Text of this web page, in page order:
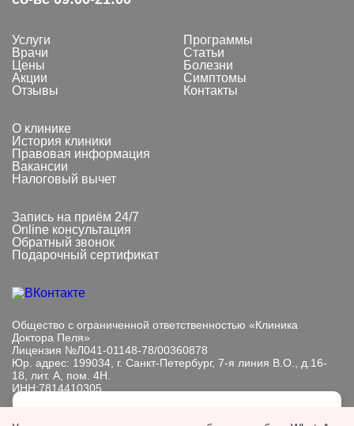
Услуги
Врачи
Цены
Акции
Отзывы
Программы
Статьи
Болезни
Симптомы
Контакты
О клинике
История клиники
Правовая информация
Вакансии
Налоговый вычет
Запись на приём 24/7
Online консультация
Обратный звонок
Подарочный сертификат
Общество с ограниченной ответственностью «Клиника
Доктора Пеля»
Лицензия №Л041-01148-78/00360878
Юр. адрес: 199034, г. Санкт-Петербург, 7-я линия В.О., д.16-
18, лит. А, пом. 4Н.
ИНН:7814410305
ОГРН: 1089847233101